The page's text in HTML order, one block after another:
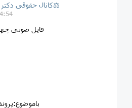
کانال حقوقی دکتر سهيل طاهری⚖
🔷فایل صوتی